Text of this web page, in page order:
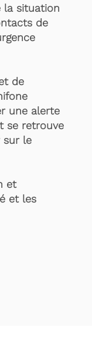
la situation
de
de
une alerte
se retrouve
sur le
et
et les